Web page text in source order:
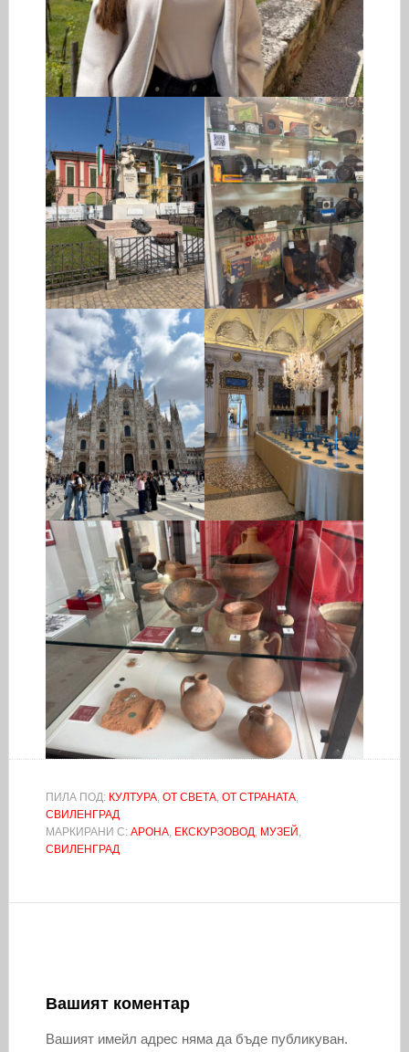
ПИЛА ПОД: КУЛТУРА, ОТ СВЕТА, ОТ СТРАНАТА,
СВИЛЕНГРАД
МАРКИРАНИ С: АРОНА, ЕКСКУРЗОВОД, МУЗЕЙ ,
СВИЛЕНГРАД
Вашият коментар
Вашият имейл адрес няма да бъде публикуван.